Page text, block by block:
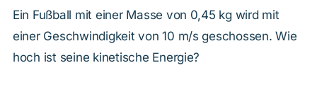
Ein Fußball mit einer Masse von 0,45 kg wird mit
einer Geschwindigkeit von 10 m/s geschossen. Wie
hoch ist seine kinetische Energie?